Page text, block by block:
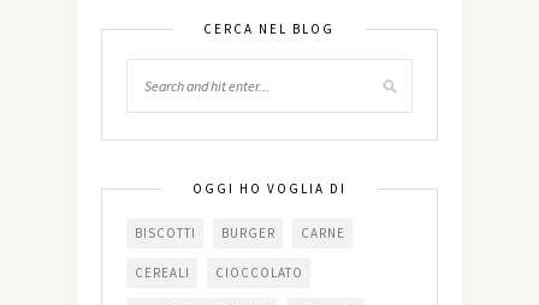
CERCA NEL BLOG
OGGI HO VOGLIA DI
BISCOTTI BURGER CARNE
CEREALI CIOCCOLATO